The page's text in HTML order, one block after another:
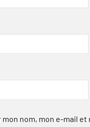
nom, mon e-mail et